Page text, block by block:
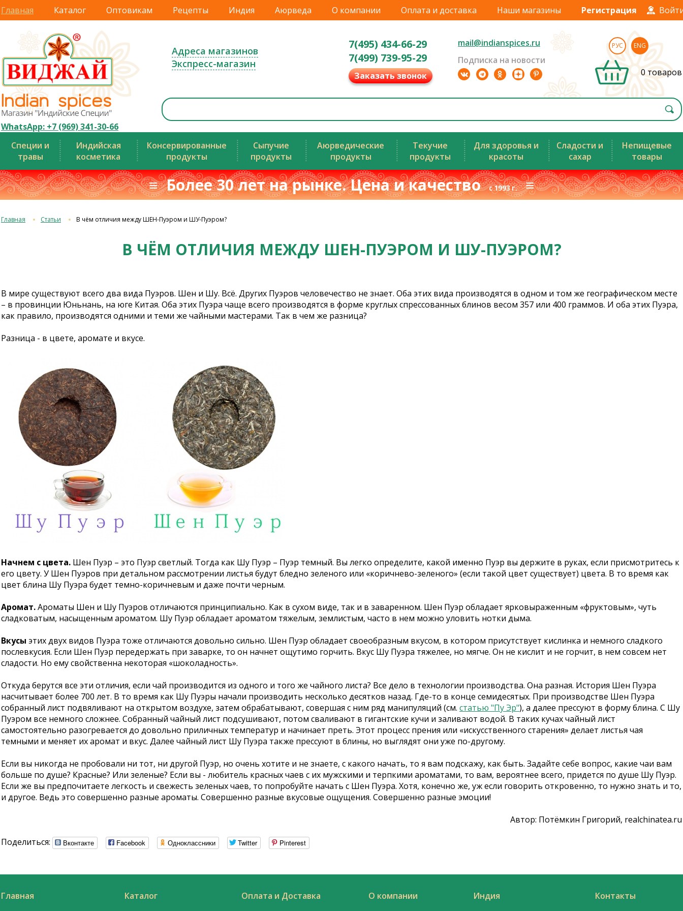
Главная Каталог Оптовикам Рецепты Индия Аюрведа О компании Оплата и доставка Наши магазины Регистрация
WhatsApp: +7 (969) 341-30-66
Адреса магазинов
Экспресс-магазин
7(495) 434-66-29
7(499) 739-95-29
Заказать звонок
mail@indianspices.ru
Подписка на новости
РУС ENG
0 товаров
Специи и
травы
Индийская
косметика
Консервированные
продукты
Сыпучие
продукты
Аюрведические
продукты
Текучие
продукты
Для здоровья и
красоты
Сладости и
сахар
Непищевые
товары
≡ Более 30 лет на рынке. Цена и качествос 1993 г.≡
Главная Статьи В чём отличия между ШЕН-Пуэром и ШУ-Пуэром?
В ЧЁМ ОТЛИЧИЯ МЕЖДУ ШЕН-ПУЭРОМ И ШУ-ПУЭРОМ?
В мире существуют всего два вида Пуэров. Шен и Шу. Всё. Других Пуэров человечество не знает. Оба этих вида производятся в одном и том же географическом месте
– в провинции Юньнань, на юге Китая. Оба этих Пуэра чаще всего производятся в форме круглых спрессованных блинов весом 357 или 400 граммов. И оба этих Пуэра,
как правило, производятся одними и теми же чайными мастерами. Так в чем же разница?
Разница - в цвете, аромате и вкусе.
Начнем с цвета. Шен Пуэр – это Пуэр светлый. Тогда как Шу Пуэр – Пуэр темный. Вы легко определите, какой именно Пуэр вы держите в руках, если присмотритесь к
его цвету. У Шен Пуэров при детальном рассмотрении листья будут бледно зеленого или «коричнево-зеленого» (если такой цвет существует) цвета. В то время как
цвет блина Шу Пуэра будет темно-коричневым и даже почти черным.
Аромат.Ароматы Шен и Шу Пуэров отличаются принципиально. Как в сухом виде, так и в заваренном. Шен Пуэр обладает ярковыраженным «фруктовым», чуть
сладковатым, насыщенным ароматом. Шу Пуэр обладает ароматом тяжелым, землистым, часто в нем можно уловить нотки дыма.
Вкусы этих двух видов Пуэра тоже отличаются довольно сильно. Шен Пуэр обладает своеобразным вкусом, в котором присутствует кислинка и немного сладкого
послевкусия. Если Шен Пуэр передержать при заварке, то он начнет ощутимо горчить. Вкус Шу Пуэра тяжелее, но мягче. Он не кислит и не горчит, в нем совсем нет
сладости. Но ему свойственна некоторая «шоколадность».
Откуда берутся все эти отличия, если чай производится из одного и того же чайного листа? Все дело в технологии производства. Она разная. История Шен Пуэра
насчитывает более 700 лет. В то время как Шу Пуэры начали производить несколько десятков назад. Где-то в конце семидесятых. При производстве Шен Пуэра
собранный лист подвяливают на открытом воздухе, затем обрабатывают, совершая с ним ряд манипуляций (см. статью "Пу Эр"), а далее прессуют в форму блина. С Шу
Пуэром все немного сложнее. Собранный чайный лист подсушивают, потом сваливают в гигантские кучи и заливают водой. В таких кучах чайный лист
самостоятельно разогревается до довольно приличных температур и начинает преть. Этот процесс прения или «искусственного старения» делает листья чая
темными и меняет их аромат и вкус. Далее чайный лист Шу Пуэра также прессуют в блины, но выглядят они уже по-другому.
Если вы никогда не пробовали ни тот, ни другой Пуэр, но очень хотите и не знаете, с какого начать, то я вам подскажу, как быть. Задайте себе вопрос, какие чаи вам
больше по душе? Красные? Или зеленые? Если вы - любитель красных чаев с их мужскими и терпкими ароматами, то вам, вероятнее всего, придется по душе Шу Пуэр.
Если же вы предпочитаете легкость и свежесть зеленых чаев, то попробуйте начать с Шен Пуэра. Хотя, конечно же, уж если говорить откровенно, то нужно знать и то,
и другое. Ведь это совершенно разные ароматы. Совершенно разные вкусовые ощущения. Совершенно разные эмоции!
Автор: Потёмкин Григорий, realchinatea.ru
Поделиться:
Вконтакте Facebook Одноклассники Twitter Pinterest
Главная Каталог Оплата и Доставка О компании Индия Контакты